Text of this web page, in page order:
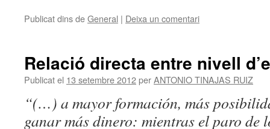
Publicat dins deGeneral | Deixa un comentari
Relació directa entre nivell
Publicat el 13 setembre 2012perANTONIO TINAJAS RUIZ
“(…) a mayor formación, más
ganar más dinero: mientras el paro de